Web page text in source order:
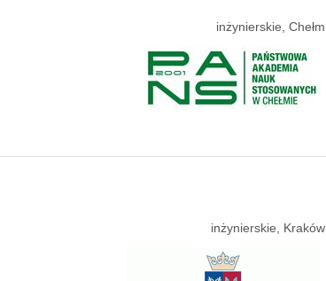
inżynierskie, Chełm
inżynierskie, Kraków